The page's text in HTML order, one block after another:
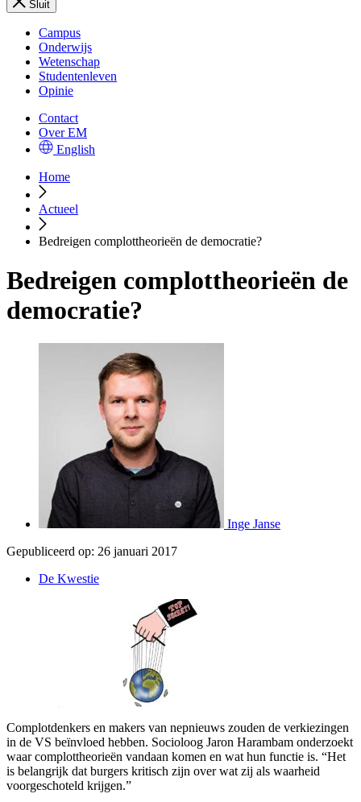
Sluit
Campus
Onderwijs
Wetenschap
Studentenleven
Opinie
Contact
Over EM
English
Home
Actueel
Bedreigen complottheorieën de democratie?
Bedreigen complottheorieën de
democratie?
Inge Janse
Gepubliceerd op: 26 januari 2017
De Kwestie
Complotdenkers en makers van nepnieuws zouden de verkiezingen
in de VS beïnvloed hebben. Socioloog Jaron Harambam onderzoekt
waar complottheorieën vandaan komen en wat hun functie is. “Het
is belangrijk dat burgers kritisch zijn over wat zij als waarheid
voorgeschoteld krijgen.”